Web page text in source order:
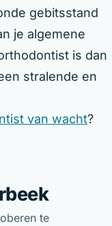
gebitsstand
je algemene
is dan
stralende en
van wacht?
te